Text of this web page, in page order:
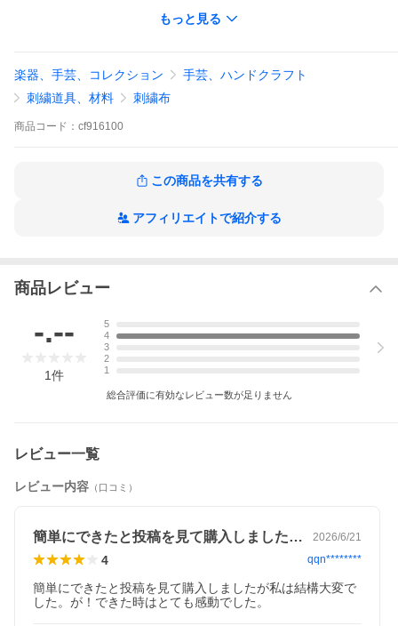
※この製品に関するお問い合わせをいただいた場合は、別の窓口
をご案内させていただきます。あらかじめご了承ください。
＜セット内容＞
＜パッケージサイズ＞
＜重量＞
＜生産国＞
〔別途、ご用意いただくもの〕はさみ、アイロン、アイロン
台、あて布、タオル、しつけ糸またはマスキングテープ
ズの額（別売り）をご用意ください。
※額に厚紙がセットされていない場合は、厚紙もご用意くださ
有料 ギフトラッピング サービス
もっと見る
楽器、手芸、コレクション
手芸、ハンドクラフト
刺繍道具、材料
刺繍布
商品 コード： cf916100
この商品を共有する
アフィリエイトで紹介する
商品レビュー
-.--
1件
5
4
3
2
1
総合評価に有効なレビュー数が足りません
レビュー一覧
レビュー内容 （口コミ）
簡単にできたと投稿を見て購入しましたが… 2026/6/21
4 qqn********
簡単にできたと投稿を見て購入しましたが私は結構大変で
した。が！できた時はとても感動でした。